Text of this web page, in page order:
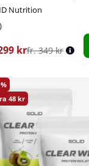
Nutrition
krfr. 349 kr
48